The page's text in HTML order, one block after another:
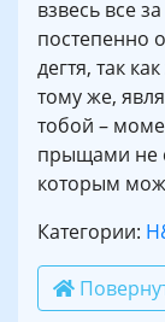
взвесь все
постепенно
дегтя, так
тому же,
тобой –
прыщами не
которым
Категории: